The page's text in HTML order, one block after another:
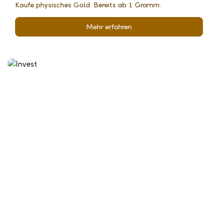
Kaufe physisches Gold. Bereits ab 1 Gramm.
Mehr erfahren